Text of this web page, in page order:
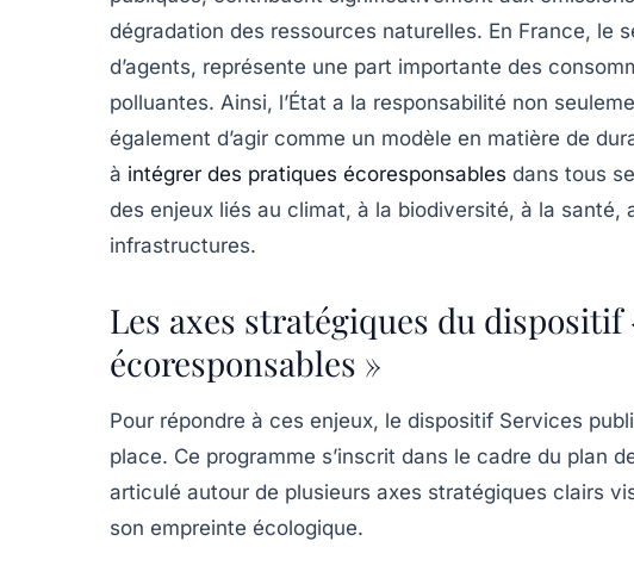
dégradation des ressources naturelles. En France, le
d’agents, représente une part importante des
polluantes. Ainsi, l’État a la responsabilité non
également d’agir comme un modèle en matière de
à intégrer des pratiques écoresponsables dans tous
des enjeux liés au climat, à la biodiversité, à la santé,
infrastructures.
Les axes stratégiques du dispositif
écoresponsables »
Pour répondre à ces enjeux, le dispositif Services
place. Ce programme s’inscrit dans le cadre du plan
articulé autour de plusieurs axes stratégiques clairs
son empreinte écologique.